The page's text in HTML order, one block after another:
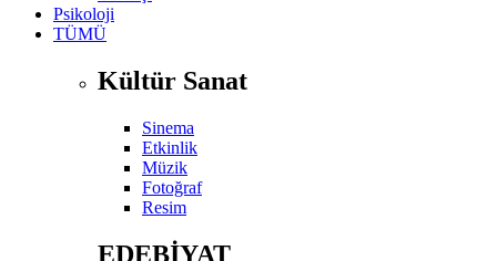
Psikoloji
TÜMÜ
Kültür Sanat
Sinema
Etkinlik
Müzik
Fotoğraf
Resim
EDEBİYAT